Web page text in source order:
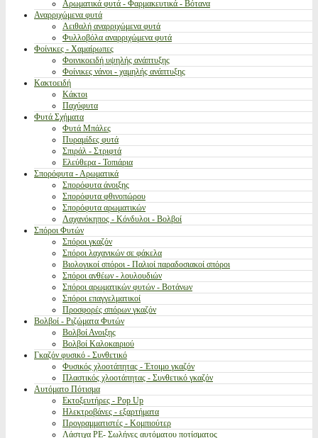
Αρωματικά φυτά - Φαρμακευτικά - Βότανα
Αναρριχώμενα φυτά
Αειθαλή αναρριχώμενα φυτά
Φυλλοβόλα αναρριχώμενα φυτά
Φοίνικες - Χαμαίρωπες
Φοινικοειδή υψηλής ανάπτυξης
Φοίνικες νάνοι - χαμηλής ανάπτυξης
Κακτοειδή
Κάκτοι
Παχύφυτα
Φυτά Σχήματα
Φυτά Μπάλες
Πυραμίδες φυτά
Σπιράλ - Στριφτά
Ελεύθερα - Τοπιάρια
Σπορόφυτα - Αρωματικά
Σπορόφυτα άνοιξης
Σπορόφυτα φθινοπώρου
Σπορόφυτα αρωματικών
Λαχανόκηπος - Κόνδυλοι - Βολβοί
Σπόροι Φυτών
Σπόροι γκαζόν
Σπόροι λαχανικών σε φάκελα
Βιολογικοί σπόροι - Παλιοί παραδοσιακοί σπόροι
Σπόροι ανθέων - λουλουδιών
Σπόροι αρωματικών φυτών - Βοτάνων
Σπόροι επαγγελματικοί
Προσφορές σπόρων γκαζόν
Βολβοί - Ριζώματα Φυτών
Βολβοί Ανοιξης
Βολβοί Καλοκαιριού
Γκαζόν φυσικό - Συνθετικό
Φυσικός χλοοτάπητας - Έτοιμο γκαζόν
Πλαστικός χλοοτάπητας - Συνθετικό γκαζόν
Αυτόματο Πότισμα
Εκτοξευτήρες - Pop Up
Ηλεκτροβάνες - εξαρτήματα
Προγραμματιστές - Κομπιούτερ
Λάστιχα PE- Σωλήνες αυτόματου ποτίσματος